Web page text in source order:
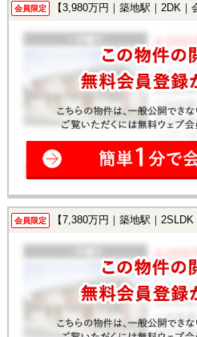
会員限定 【3,980万円｜築地駅｜2DK｜
会員限定 【7,380万円｜築地駅｜2SLDK